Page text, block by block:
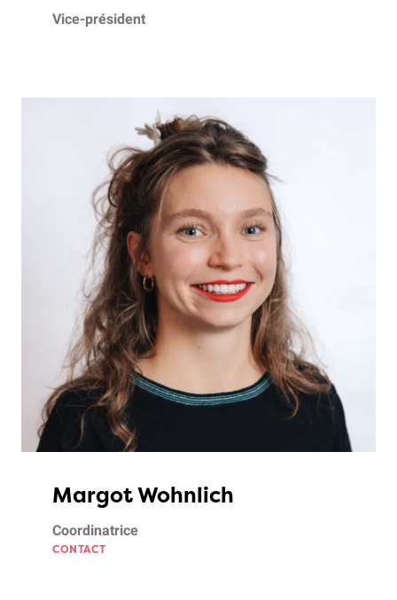
Vice-président
Margot Wohnlich
Coordinatrice
CONTACT